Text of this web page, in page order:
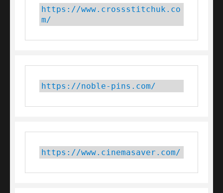
https://www.crossstitchuk.co
m/
https://noble-pins.com/
https://www.cinemasaver.com/